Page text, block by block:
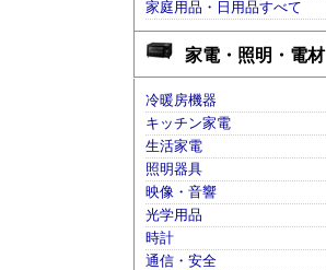
家庭用品・日用品すべて
家電・照明・電材
冷暖房機器
キッチン家電
生活家電
照明器具
映像・音響
光学用品
時計
通信・安全